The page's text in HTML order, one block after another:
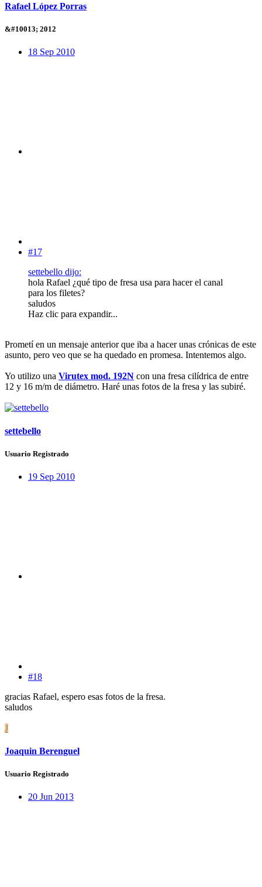
Rafael López Porras
&#10013; 2012
18 Sep 2010
#17
settebello dijo:
hola Rafael ¿qué tipo de fresa usa para hacer el canal
para los filetes?
saludos
Haz clic para expandir...
Prometí en un mensaje anterior que iba a hacer unas crónicas de este
asunto, pero veo que se ha quedado en promesa. Intentemos algo.
Yo utilizo una Virutex mod. 192N con una fresa cilídrica de entre
12 y 16 m/m de diámetro. Haré unas fotos de la fresa y las subiré.
settebello
Usuario Registrado
19 Sep 2010
#18
gracias Rafael, espero esas fotos de la fresa.
saludos
J
Joaquin Berenguel
Usuario Registrado
20 Jun 2013